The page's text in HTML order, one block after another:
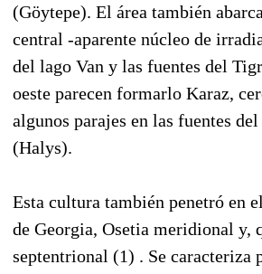
(Göytepe). El área también
central -aparente núcleo de
del lago Van y las fuentes del
oeste parecen formarlo Karaz,
algunos parajes en las fuentes
(Halys).
Esta cultura también penetró en
de Georgia, Osetia meridional y,
septentrional (1) . Se caracteriza